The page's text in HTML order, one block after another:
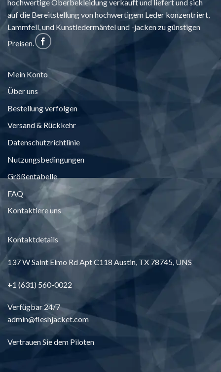
hochwertige Oberbekleidung verkauft und liefert und sich
auf die Bereitstellung von hochwertigem Leder konzentriert,
Lammfell, und Kunstledermäntel und -jacken zu günstigen
Preisen.
Mein Konto
Über uns
Bestellung verfolgen
Versand & Rückkehr
Datenschutzrichtlinie
Nutzungsbedingungen
Größentabelle
FAQ
Kontaktiere uns
Kontaktdetails
137W Saint Elmo Rd Apt C118 Austin , TX 78745, UNS
+1 (631) 560-0022
Verfügbar 24/7
admin@fleshjacket.com
Vertrauen Sie dem Piloten